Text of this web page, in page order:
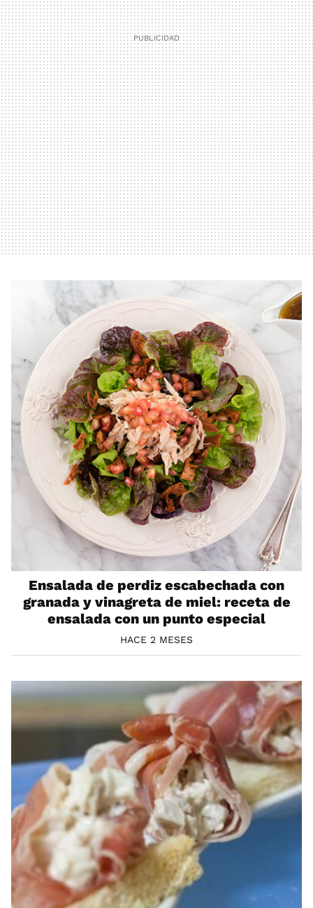
Ensalada de perdiz escabechada con
granada y vinagreta de miel: receta de
ensalada con un punto especial
HACE 2 MESES